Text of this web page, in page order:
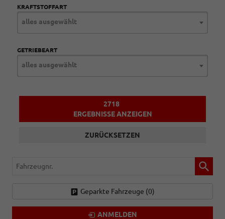
KRAFTSTOFFART
alles ausgewählt
GETRIEBEART
alles ausgewählt
2718
ERGEBNISSE ANZEIGEN
ZURÜCKSETZEN
Fahrzeugnr.
Geparkte Fahrzeuge (0)
ANMELDEN